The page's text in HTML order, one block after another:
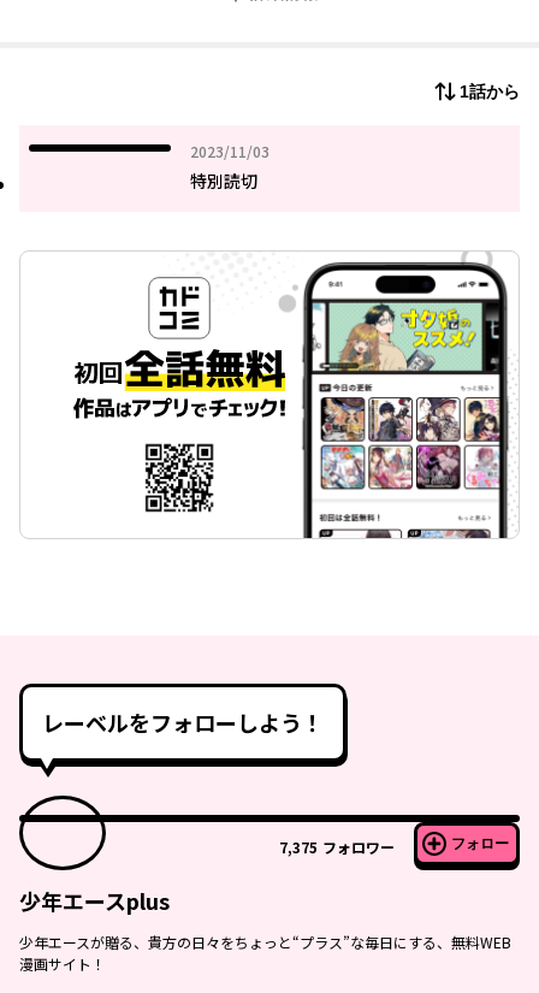
1話から
2023/11/03
2023年11月03日
特別読切
レーベルをフォローしよう！
7,375 フォロワー フォロー
少年エースplus
少年エースが贈る、貴方の日々をちょっと“プラス”な毎日にする、無料WEB
漫画サイト！